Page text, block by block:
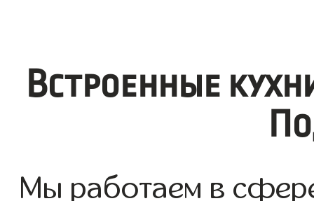
Встроенные
Мы работаем в